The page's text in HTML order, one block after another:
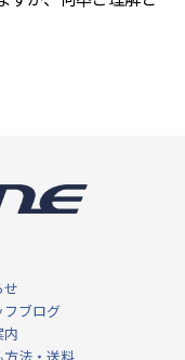
せ
フブログ
内
方法・送料